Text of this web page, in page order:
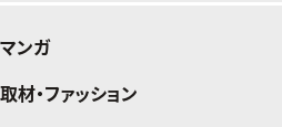
インテリア
デジタルカタログ
マンガ
少年マンガ
取材・ファッション